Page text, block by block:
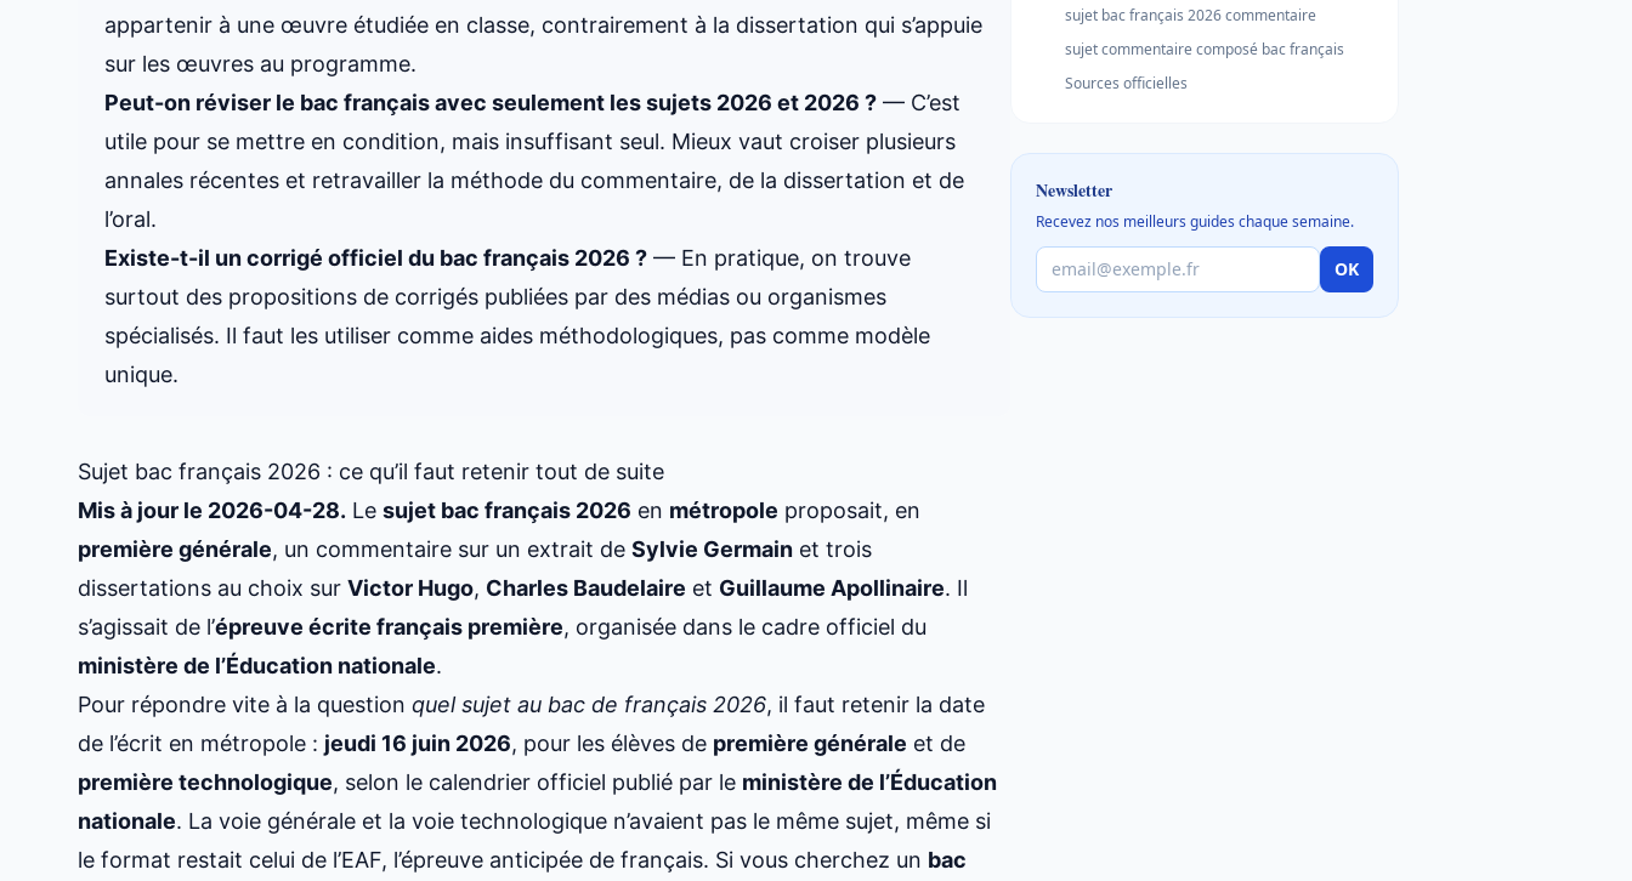
appartenir à une œuvre étudiée en classe, contrairement à la dissertation qui s’appuie
sur les œuvres au programme.
Peut-on réviser le bac français avec seulement les sujets 2026 et 2026 ? — C’est
utile pour se mettre en condition, mais insuffisant seul. Mieux vaut croiser plusieurs
annales récentes et retravailler la méthode du commentaire, de la dissertation et de
l’oral.
Existe-t-il un corrigé officiel du bac français 2026 ? — En pratique, on trouve
surtout des propositions de corrigés publiées par des médias ou organismes
spécialisés. Il faut les utiliser comme aides méthodologiques, pas comme modèle
unique.
Sujet bac français 2026 : ce qu’il faut retenir tout de suite
Mis à jour le 2026-04-28. Le sujet bac français 2026 en métropole proposait, en
première générale, un commentaire sur un extrait de Sylvie Germain et trois
dissertations au choix sur Victor Hugo, Charles Baudelaire et Guillaume Apollinaire. Il
s’agissait de l’épreuve écrite français première, organisée dans le cadre officiel du
ministère de l’Éducation nationale.
Pour répondre vite à la question quel sujet au bac de français 2026, il faut retenir la date
de l’écrit en métropole : jeudi 16 juin 2026, pour les élèves de première générale et de
première technologique, selon le calendrier officiel publié par le ministère de l’Éducation
nationale. La voie générale et la voie technologique n’avaient pas le même sujet, même si
le format restait celui de l’EAF, l’épreuve anticipée de français. Si vous cherchez un bac
sujet bac français 2026 commentaire
sujet commentaire composé bac français
Sources officielles
Newsletter
Recevez nos meilleurs guides chaque semaine.
OK